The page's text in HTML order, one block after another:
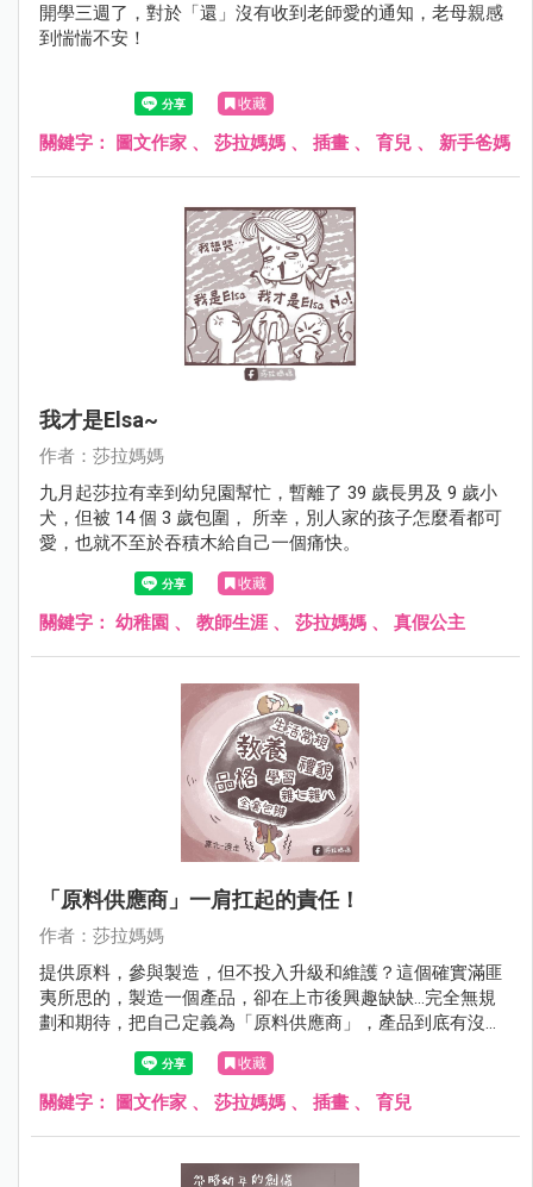
開學三週了，對於「還」沒有收到老師愛的通知，老母親感
到惴惴不安！
收藏
關鍵字： 圖文作家 、 莎拉媽媽 、 插畫 、 育兒 、 新手爸媽
我才是Elsa~
作者：莎拉媽媽
九月起莎拉有幸到幼兒園幫忙，暫離了 39 歲長男及 9 歲小
犬，但被 14 個 3 歲包圍， 所幸，別人家的孩子怎麼看都可
愛，也就不至於吞積木給自己一個痛快。
收藏
關鍵字： 幼稚園 、 教師生涯 、 莎拉媽媽 、 真假公主
「原料供應商」一肩扛起的責任！
作者：莎拉媽媽
提供原料，參與製造，但不投入升級和維護？這個確實滿匪
夷所思的，製造一個產品，卻在上市後興趣缺缺...完全無規
劃和期待，把自己定義為「原料供應商」，產品到底有沒有
發揮功用及成功在市場競爭下存活，都非關己事。
收藏
關鍵字： 圖文作家 、 莎拉媽媽 、 插畫 、 育兒